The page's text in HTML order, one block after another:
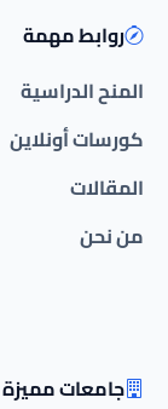
روابط مهمة
المنح الدراسية
كورسات أونلاين
المقالات
من نحن
جامعات مميزة